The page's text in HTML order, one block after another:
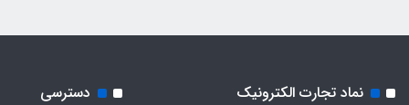
نماد تجارت الکترونیک
دسترسی